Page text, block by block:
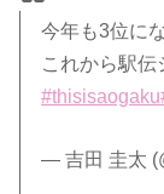
今年も3位に
これから駅伝
#thisisaogaku
— 吉田 圭太